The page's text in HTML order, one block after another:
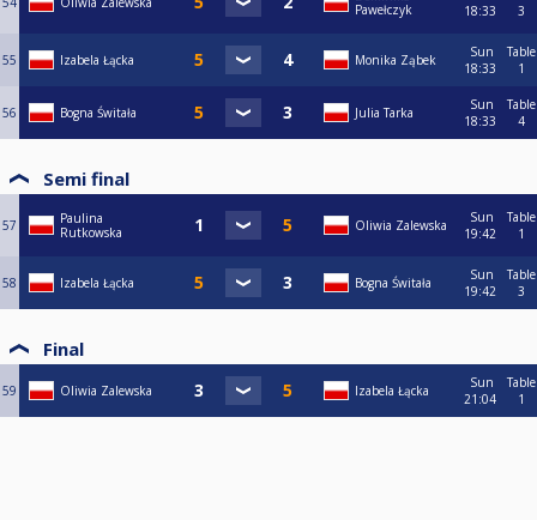
Pawełczyk
18:33
3
55 Izabela Łącka Monika Ząbek
Sun
18:33
Table
1
56 Bogna Świtała Julia Tarka
Sun
18:33
Table
4
Semi final
57
Paulina
Rutkowska
Oliwia Zalewska
Sun
19:42
Table
1
58 Izabela Łącka Bogna Świtała
Sun
19:42
Table
3
Final
59 Oliwia Zalewska Izabela Łącka
Sun
21:04
Table
1